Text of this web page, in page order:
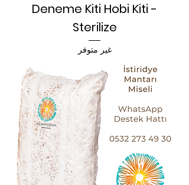
Deneme Kiti Hobi Kiti -
Sterilize
غير متوفر